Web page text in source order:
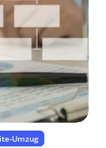
Umzug